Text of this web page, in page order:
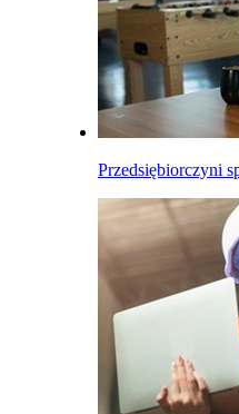
Przedsiębiorczyni